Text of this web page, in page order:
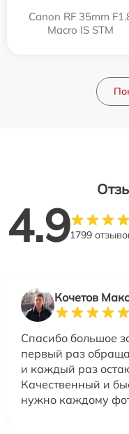
Canon RF 35mm
Macro IS STM
4.91799
Кочетов
Спасибо большое
первый раз
и каждый раз
Качественный и
нужно каждому